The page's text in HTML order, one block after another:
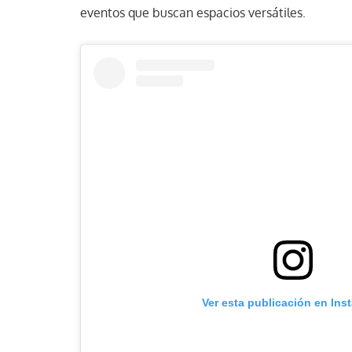
eventos que buscan espacios versátiles.
Ver esta publicación en